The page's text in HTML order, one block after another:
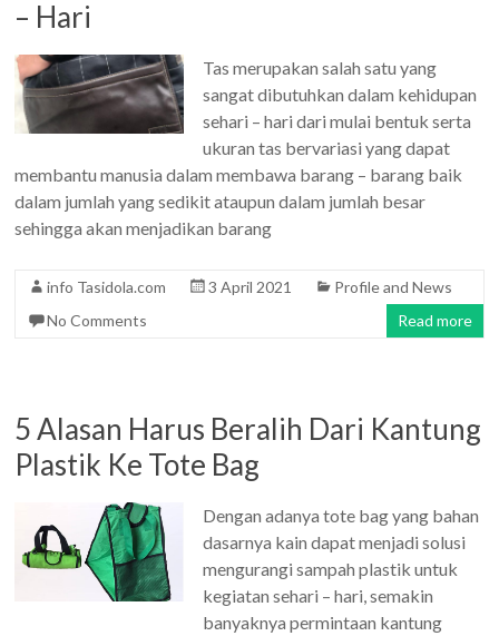
– Hari
Tas merupakan salah satu yang
sangat dibutuhkan dalam kehidupan
sehari – hari dari mulai bentuk serta
ukuran tas bervariasi yang dapat
membantu manusia dalam membawa barang – barang baik
dalam jumlah yang sedikit ataupun dalam jumlah besar
sehingga akan menjadikan barang
info Tasidola.com 3 April 2021
Profile and News
No Comments
Read more
5 Alasan Harus Beralih Dari Kantung
Plastik Ke Tote Bag
Dengan adanya tote bag yang bahan
dasarnya kain dapat menjadi solusi
mengurangi sampah plastik untuk
kegiatan sehari – hari, semakin
banyaknya permintaan kantung